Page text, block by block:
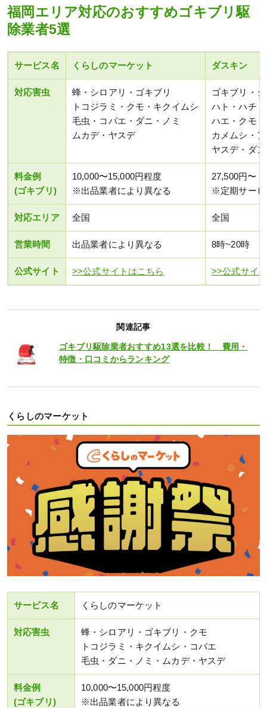
福岡エリア対応のおすすめゴキブリ駆
除業者5選
サービス名 くらしのマーケット ダスキン
対応害虫
蜂・シロアリ・ゴキブリ
トコジラミ・クモ・キクイムシ
毛虫・コバエ・ダニ・ノミ
ムカデ・ヤスデ
ゴキブリ・
ハト・ハチ
ハエ・クモ
カメムシ・
ヤスデ・ダ
料金例
(ゴキブリ)
10,000〜15,000円程度
※出品業者により異なる
27,500円〜
※定期サービ
対応エリア 全国 全国
営業時間 出品業者により異なる 8時~20時
公式サイト >>公式サイトはこちら >>公式サイ
関連記事
ゴキブリ駆除業者おすすめ13選を比較！ 費用・
特徴・口コミからランキング
くらしのマーケット
サービス名 くらしのマーケット
対応害虫
蜂・シロアリ・ゴキブリ・クモ
トコジラミ・キクイムシ・コバエ
毛虫・ダニ・ノミ・ムカデ・ヤスデ
料金例
(ゴキブリ)
10,000〜15,000円程度
※出品業者により異なる